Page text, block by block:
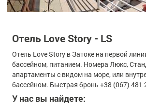
Отель Love Story - LS
Отель Love Story в Затоке на первой
бассейном, питанием. Номера Люкс,
апартаменты с видом на море, или
бассейном. Быстрая бронь +38 (067) 481
У нас вы найдете: